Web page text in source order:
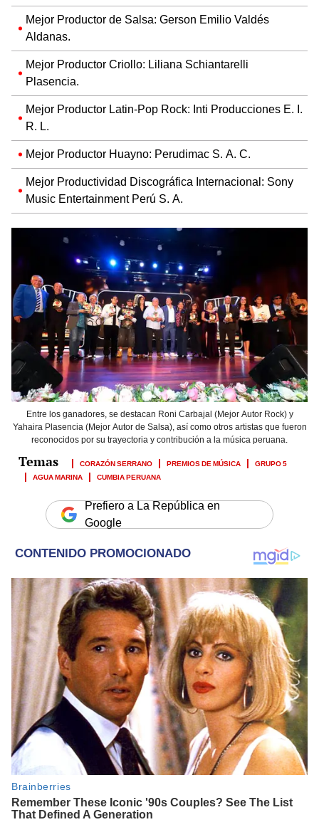
Mejor Productor de Salsa: Gerson Emilio Valdés
Aldanas.
Mejor Productor Criollo: Liliana Schiantarelli
Plasencia.
Mejor Productor Latin-Pop Rock: Inti Producciones E. I.
R. L.
Mejor Productor Huayno: Perudimac S. A. C.
Mejor Productividad Discográfica Internacional: Sony
Music Entertainment Perú S. A.
Entre los ganadores, se destacan Roni Carbajal (Mejor Autor Rock) y
Yahaira Plasencia (Mejor Autor de Salsa), así como otros artistas que fueron
reconocidos por su trayectoria y contribución a la música peruana.
CORAZÓN SERRANO PREMIOS DE MÚSICA
GRUPO 5
AGUA MARINA
CUMBIA PERUANA
Prefiero a La República en
Google